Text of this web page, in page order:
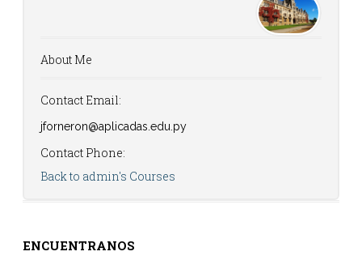
About Me
Contact Email:
jforneron@aplicadas.edu.py
Contact Phone:
Back to admin's Courses
ENCUENTRANOS